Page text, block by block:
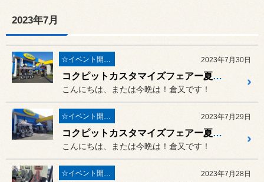
2023年7月
☆イベント開催☆ 2023年7月30日
コクピットカスタマイズフェアー夏！体感フェア第二弾は無事終了！
こんにちは、または今晩は！倉又です！
☆イベント開催☆ 2023年7月29日
コクピットカスタマイズフェアー夏！体感フェア第二弾は7月29日、30日に開催中。アルミホイールメーカーWORK＆WEDS来店！
こんにちは、または今晩は！倉又です！
☆イベント開催☆ 2023年7月28日